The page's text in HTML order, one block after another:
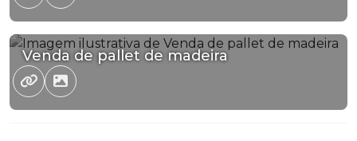
Venda de pallet de madeira